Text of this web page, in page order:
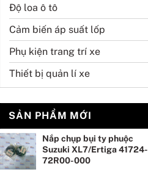
Độ loa ô tô
Cảm biến áp suất lốp
Phụ kiện trang trí xe
Thiết bị quản lí xe
SẢN PHẨM MỚI
Nắp chụp bụi ty phuộc
Suzuki XL7/Ertiga 41724-
72R00-000